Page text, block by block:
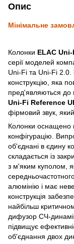
Опис
Мінімальне
Колонки ELAC
серії моделей
Uni-Fi та Uni-Fi 2.0.
конструкцію, яка
пред'являються до
Uni-Fi Reference
фірмовий звук,
Колонки оснащено
конфігурацію.
об'єднані в єдину
складається із
з м'яким куполом,
алюмінію і має
конструкція
найбільш
дифузор СЧ-
підвищує
об'єднання двох